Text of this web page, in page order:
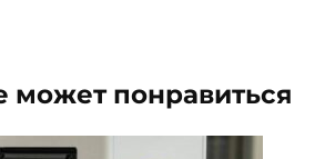
может понравиться